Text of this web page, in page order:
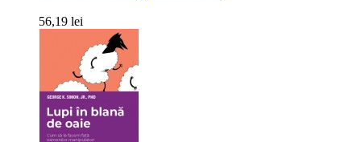
56,19 lei